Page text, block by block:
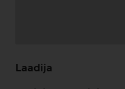
laadimine
Laadija